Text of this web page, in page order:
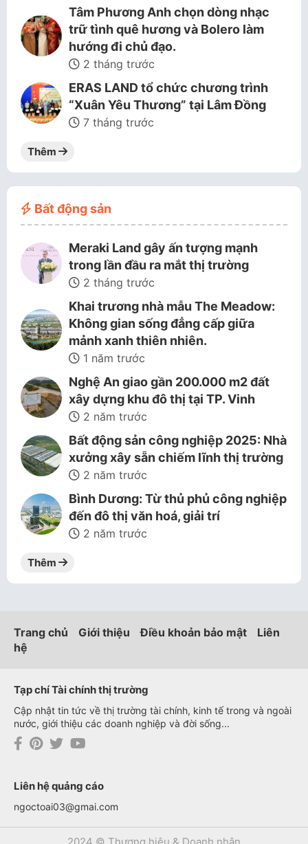
Tâm Phương Anh chọn dòng nhạc
trữ tình quê hương và Bolero làm
hướng đi chủ đạo.
2 tháng trước
ERAS LAND tổ chức chương trình
“Xuân Yêu Thương” tại Lâm Đồng
7 tháng trước
Thêm
Bất động sản
Meraki Land gây ấn tượng mạnh
trong lần đầu ra mắt thị trường
2 tháng trước
Khai trương nhà mẫu The Meadow:
Không gian sống đẳng cấp giữa
mảnh xanh thiên nhiên.
1 năm trước
Nghệ An giao gần 200.000 m2 đất
xây dựng khu đô thị tại TP. Vinh
2 năm trước
Bất động sản công nghiệp 2025: Nhà
xưởng xây sẵn chiếm lĩnh thị trường
2 năm trước
Bình Dương: Từ thủ phủ công nghiệp
đến đô thị văn hoá, giải trí
2 năm trước
Thêm
Trang chủ Giới thiệu Điều khoản bảo mật
Liên
hệ
Tạp chí Tài chính thị trường
Cập nhật tin tức về thị trường tài chính, kinh tế trong và ngoài
nước, giới thiệu các doanh nghiệp và đời sống...
Liên hệ quảng cáo
ngoctoai03@gmai.com